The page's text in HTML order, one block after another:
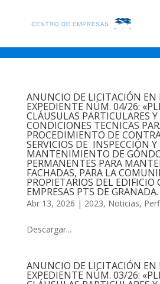
ANUNCIO DE LICITACIÓN EN
EXPEDIENTE NÚM. 04/26:
CLÁUSULAS PARTICULARES
CONDICIONES TECNICAS
PROCEDIMIENTO DE
SERVICIOS DE INSPECCIÓN Y
MANTENIMIENTO DE
PERMANENTES PARA
FACHADAS, PARA LA
PROPIETARIOS DEL EDIFICIO
EMPRESAS PTS DE GRANADA.
Abr 13, 2026 | 2023, Noticias,
Descargar...
ANUNCIO DE LICITACIÓN EN
EXPEDIENTE NÚM. 03/26: